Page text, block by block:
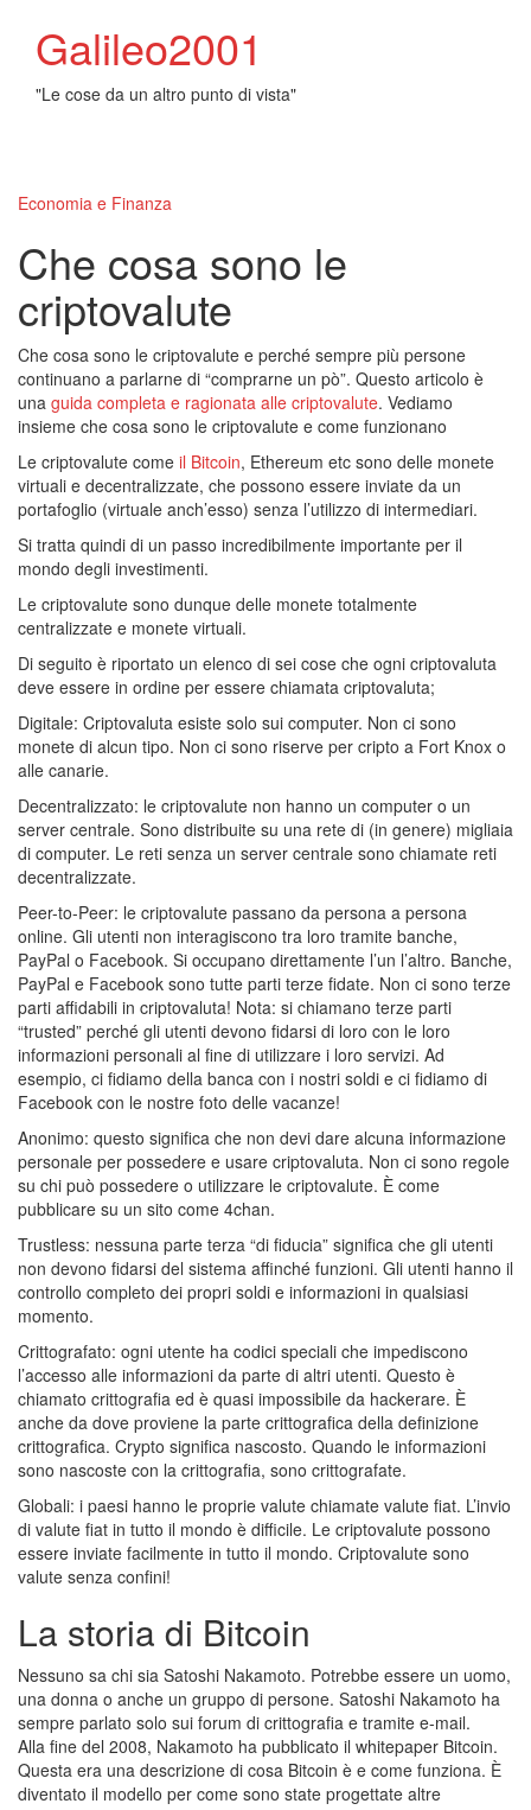
Galileo2001
"Le cose da un altro punto di vista"
Economia e Finanza
Che cosa sono le
criptovalute
Che cosa sono le criptovalute e perché sempre più persone
continuano a parlarne di “comprarne un pò”. Questo articolo è
una guida completa e ragionata alle criptovalute. Vediamo
insieme che cosa sono le criptovalute e come funzionano
Le criptovalute come il Bitcoin, Ethereum etc sono delle monete
virtuali e decentralizzate, che possono essere inviate da un
portafoglio (virtuale anch’esso) senza l’utilizzo di intermediari.
Si tratta quindi di un passo incredibilmente importante per il
mondo degli investimenti.
Le criptovalute sono dunque delle monete totalmente
centralizzate e monete virtuali.
Di seguito è riportato un elenco di sei cose che ogni criptovaluta
deve essere in ordine per essere chiamata criptovaluta;
Digitale: Criptovaluta esiste solo sui computer. Non ci sono
monete di alcun tipo. Non ci sono riserve per cripto a Fort Knox o
alle canarie.
Decentralizzato: le criptovalute non hanno un computer o un
server centrale. Sono distribuite su una rete di (in genere) migliaia
di computer. Le reti senza un server centrale sono chiamate reti
decentralizzate.
Peer-to-Peer: le criptovalute passano da persona a persona
online. Gli utenti non interagiscono tra loro tramite banche,
PayPal o Facebook. Si occupano direttamente l’un l’altro. Banche,
PayPal e Facebook sono tutte parti terze fidate. Non ci sono terze
parti affidabili in criptovaluta! Nota: si chiamano terze parti
“trusted” perché gli utenti devono fidarsi di loro con le loro
informazioni personali al fine di utilizzare i loro servizi. Ad
esempio, ci fidiamo della banca con i nostri soldi e ci fidiamo di
Facebook con le nostre foto delle vacanze!
Anonimo: questo significa che non devi dare alcuna informazione
personale per possedere e usare criptovaluta. Non ci sono regole
su chi può possedere o utilizzare le criptovalute. È come
pubblicare su un sito come 4chan.
Trustless: nessuna parte terza “di fiducia” significa che gli utenti
non devono fidarsi del sistema affinché funzioni. Gli utenti hanno il
controllo completo dei propri soldi e informazioni in qualsiasi
momento.
Crittografato: ogni utente ha codici speciali che impediscono
l’accesso alle informazioni da parte di altri utenti. Questo è
chiamato crittografia ed è quasi impossibile da hackerare. È
anche da dove proviene la parte crittografica della definizione
crittografica. Crypto significa nascosto. Quando le informazioni
sono nascoste con la crittografia, sono crittografate.
Globali: i paesi hanno le proprie valute chiamate valute fiat. L’invio
di valute fiat in tutto il mondo è difficile. Le criptovalute possono
essere inviate facilmente in tutto il mondo. Criptovalute sono
valute senza confini!
La storia di Bitcoin
Nessuno sa chi sia Satoshi Nakamoto. Potrebbe essere un uomo,
una donna o anche un gruppo di persone. Satoshi Nakamoto ha
sempre parlato solo sui forum di crittografia e tramite e-mail.
Alla fine del 2008, Nakamoto ha pubblicato il whitepaper Bitcoin.
Questa era una descrizione di cosa Bitcoin è e come funziona. È
diventato il modello per come sono state progettate altre